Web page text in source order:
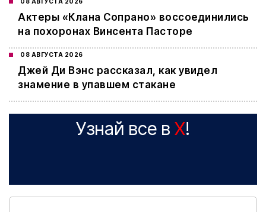
Актеры «Клана Сопрано» воссоединились
на похоронах Винсента Пасторе
08 АВГУСТА 2026
Джей Ди Вэнс рассказал, как увидел
знамение в упавшем стакане
Узнай все в X!